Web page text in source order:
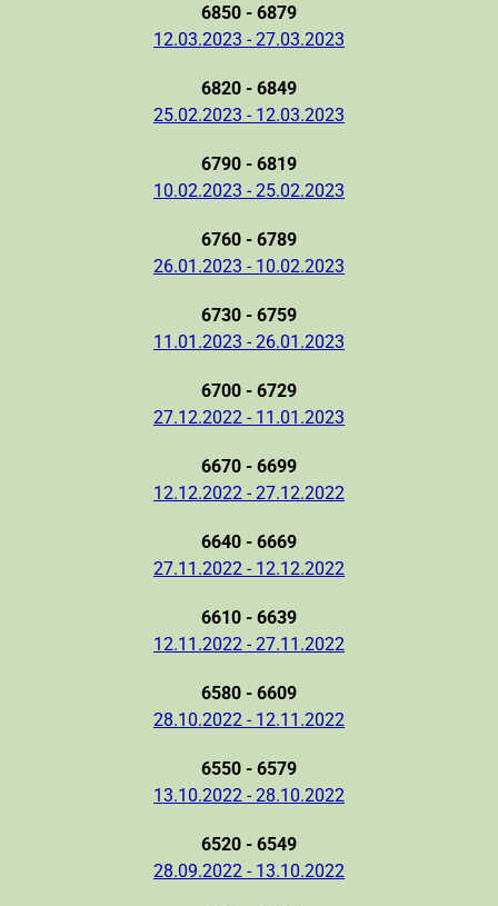
6850 - 6879
12.03.2023 - 27.03.2023
6820 - 6849
25.02.2023 - 12.03.2023
6790 - 6819
10.02.2023 - 25.02.2023
6760 - 6789
26.01.2023 - 10.02.2023
6730 - 6759
11.01.2023 - 26.01.2023
6700 - 6729
27.12.2022 - 11.01.2023
6670 - 6699
12.12.2022 - 27.12.2022
6640 - 6669
27.11.2022 - 12.12.2022
6610 - 6639
12.11.2022 - 27.11.2022
6580 - 6609
28.10.2022 - 12.11.2022
6550 - 6579
13.10.2022 - 28.10.2022
6520 - 6549
28.09.2022 - 13.10.2022